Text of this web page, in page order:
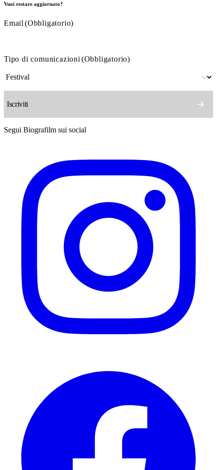
Vuoi restare aggiornato?
Email (Obbligatorio)
Tipo di comunicazioni (Obbligatorio)
Segui Biografilm sui social